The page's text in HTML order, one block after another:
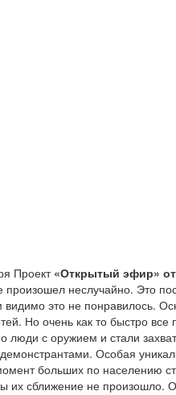
Проект «Открытый эфир» от
неслучайно. Это
это не понравилось.
Но очень как то быстро
люди с оружием и стали
Особая
больших по населению
их сближение не произошло.